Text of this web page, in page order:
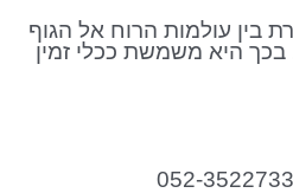
עולמות הרוח אל הגוף
היא משמשת ככלי זמין